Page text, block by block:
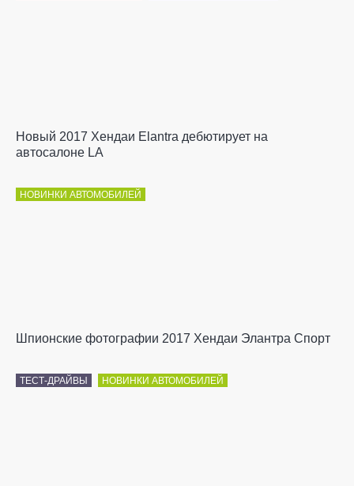
Новый 2017 Хендаи Elantra дебютирует на
автосалоне LA
НОВИНКИ АВТОМОБИЛЕЙ
Шпионские фотографии 2017 Хендаи Элантра Спорт
ТЕСТ-ДРАЙВЫ НОВИНКИ АВТОМОБИЛЕЙ